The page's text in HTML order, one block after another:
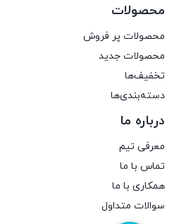
محصولات
محصولات پر فروش
محصولات جدید
تخفیف‌ها
دسته‌بندی‌ها
درباره ما
معرفی تیم
تماس با ما
همکاری با ما
سوالات متداول